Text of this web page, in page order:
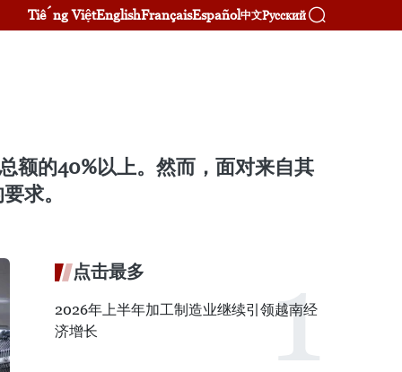
Tiếng ViệtEnglishFrançaisEspañol中文Русский
额的40%以上。然而，面对来自其
求。
点击最多
2026年上半年加工制造业继续引领越南经
济增长